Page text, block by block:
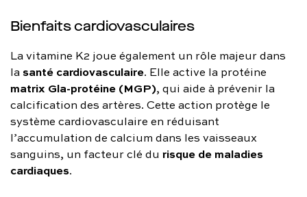
Bienfaits cardiovasculaires
La vitamine K2 joue également un rôle majeur dans
la santé cardiovasculaire. Elle active la protéine
matrix Gla-protéine (MGP), qui aide à prévenir la
calcification des artères. Cette action protège le
système cardiovasculaire en réduisant
l’accumulation de calcium dans les vaisseaux
sanguins, un facteur clé du risque de maladies
cardiaques.